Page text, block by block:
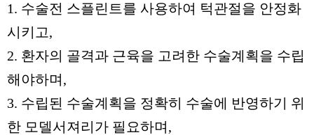
1. 수술전 스플린트를 사용하여 턱관절을 안정화
시키고,
2. 환자의 골격과 근육을 고려한 수술계획을 수립
해야하며,
3. 수립된 수술계획을 정확히 수술에 반영하기 위
한 모델서져리가 필요하며,